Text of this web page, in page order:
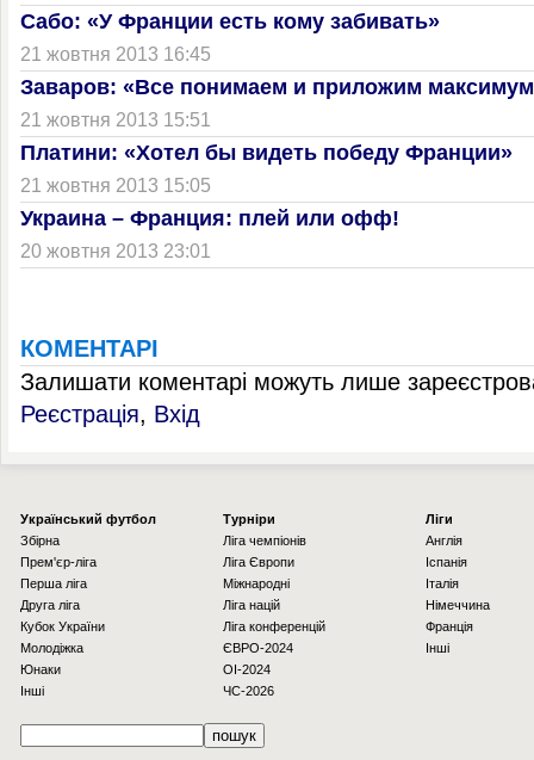
Сабо: «У Франции есть кому забивать»
21 жовтня 2013 16:45
Заваров: «Все понимаем и приложим
21 жовтня 2013 15:51
Платини: «Хотел бы видеть победу Франции»
21 жовтня 2013 15:05
Украина – Франция: плей или офф!
20 жовтня 2013 23:01
КОМЕНТАРІ
Залишати коментарі можуть лише
Реєстрація, Вхід
Українcький футбол
Збірна
Прем'єр-ліга
Перша ліга
Друга ліга
Кубок України
Молодіжка
Юнаки
Інші
Турніри
Ліга чемпіонів
Ліга Європи
Міжнародні
Ліга націй
Ліга конференцій
ЄВРО-2024
OI-2024
ЧС-2026
Ліги
Англія
Іспанія
Італія
Німеччина
Франція
Інші